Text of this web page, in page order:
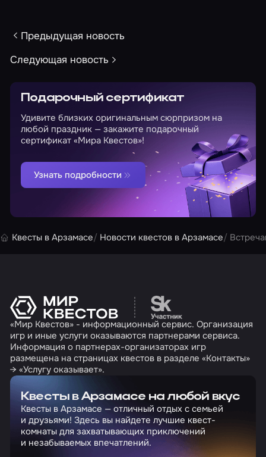
Предыдущая новость
Следующая новость
Подарочный сертификат
Удивите близких оригинальным сюрпризом на
любой праздник — закажите подарочный
сертификат «Мира Квестов»!
Узнать подробности
Квесты в Арзамасе Новости квестов в Арзамасе
Перейти на сайт
«Мир Квестов» - информационный сервис. Организация
игр и иные услуги оказываются партнерами сервиса.
Информация о партнерах-организаторах игр
размещена на страницах квестов в разделе «Контакты»
→ «Услугу оказывает».
Квесты в Арзамасе на любой вкус
Квесты в Арзамасе — отличный отдых с семьей
и друзьями! Здесь вы найдете лучшие квест-
комнаты для захватывающих приключений
и незабываемых впечатлений.